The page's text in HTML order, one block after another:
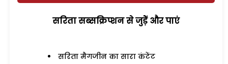
सरिता सब्सक्रिप्शन से जुड़ेें और पाएं
सरिता मैगजीन का सारा कंटेंट